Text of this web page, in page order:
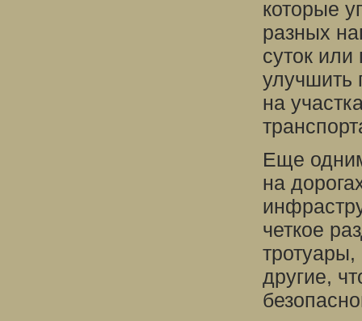
которые
разных
суток или
улучшить
на
Еще
на
четкое
другие,